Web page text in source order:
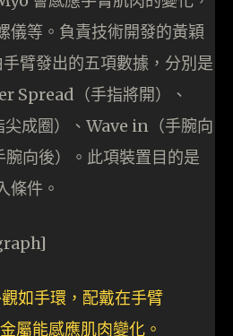
儀等。負責技術開發的黃穎
臂發出的五項數據，分別是
Spread（手指將開）、
成圈）、Wave in（手腕向
向後）。此項裝置目的是
條件。